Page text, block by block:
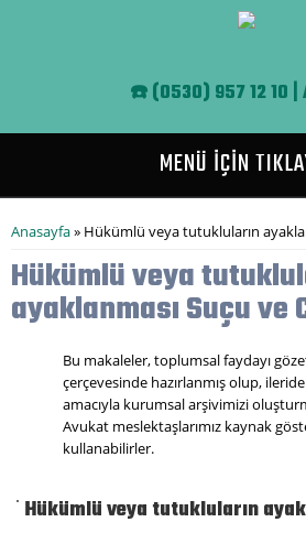
☎️(0530) 957 12 10 |
MENÜ İÇİN
Buradasınız
Anasayfa» Hükümlü veya tutukluların
Hükümlü veya
ayaklanması Suçu ve
Bu makaleler, toplumsal faydayı
çerçevesinde hazırlanmış olup,
amacıyla kurumsal arşivimizi
Avukat meslektaşlarımız kaynak
kullanabilirler.
Hükümlü veya tutukluların